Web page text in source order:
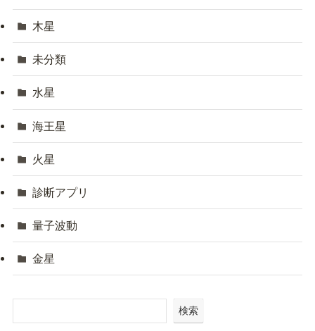
木星
未分類
水星
海王星
火星
診断アプリ
量子波動
金星
検索